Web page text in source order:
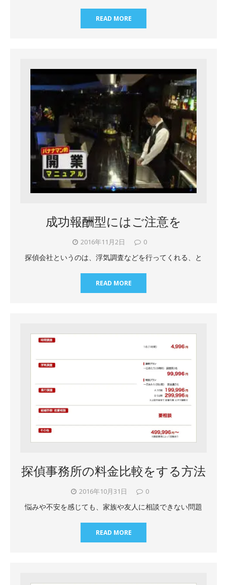
READ MORE
成功報酬型にはご注意を
2016年11月2日 0
探偵会社というのは、浮気調査などを行ってくれる、と
READ MORE
探偵事務所の料金比較をする方法
2016年10月31日 0
悩みや不安を感じても、家族や友人に相談できない問題
READ MORE